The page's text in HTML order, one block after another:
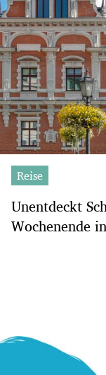
Reise
Unentdeckt
Wochenende